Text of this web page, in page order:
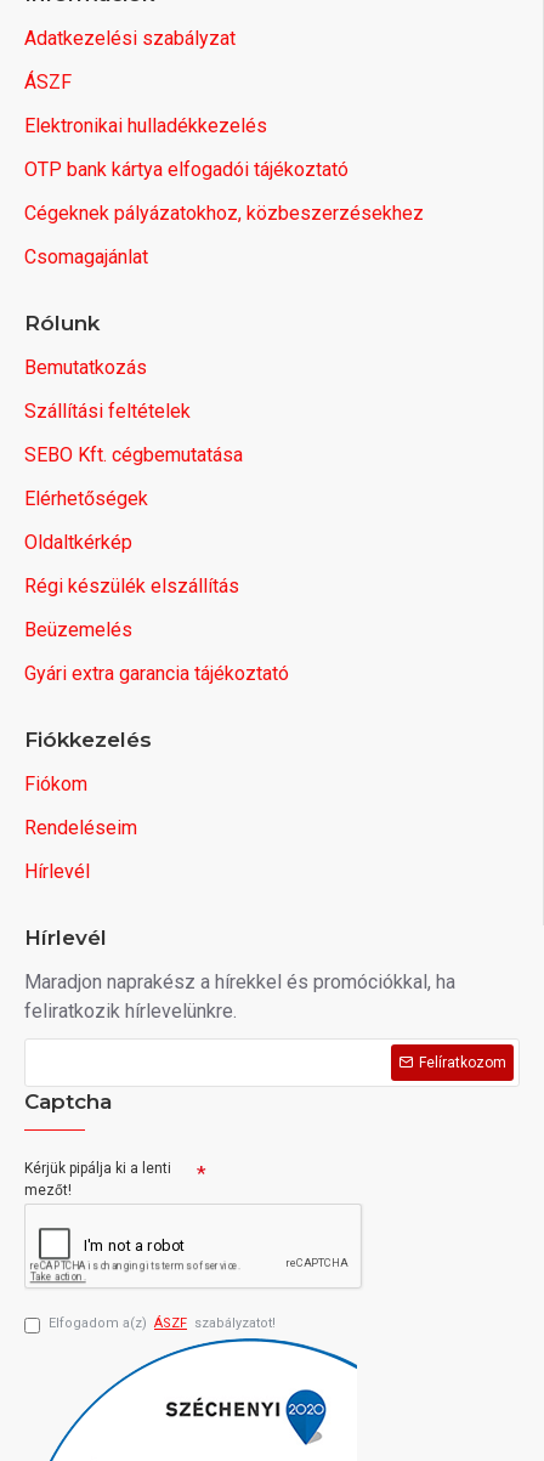
Adatkezelési szabályzat
ÁSZF
Elektronikai hulladékkezelés
OTP bank kártya elfogadói tájékoztató
Cégeknek pályázatokhoz, közbeszerzésekhez
Csomagajánlat
Rólunk
Bemutatkozás
Szállítási feltételek
SEBO Kft. cégbemutatása
Elérhetőségek
Oldaltkérkép
Régi készülék elszállítás
Beüzemelés
Gyári extra garancia tájékoztató
Fiókkezelés
Fiókom
Rendeléseim
Hírlevél
Hírlevél
Maradjon naprakész a hírekkel és promóciókkal, ha
feliratkozik hírlevelünkre.
Felíratkozom
Captcha
Kérjük pipálja ki a lenti
mezőt!
Elfogadom a(z) ÁSZF szabályzatot!